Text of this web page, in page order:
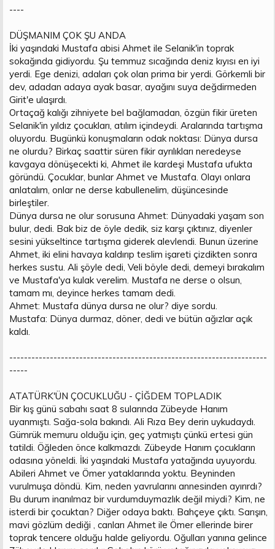
----
DÜŞMANIM ÇOK ŞU ANDA
İki yaşındaki Mustafa abisi Ahmet ile Selanik'in toprak
sokağında gidiyordu. Şu temmuz sıcağında deniz kıyısı en iyi
yerdi. Ege denizi, adaları çok olan prima bir yerdi. Görkemli bir
dev, adadan adaya ayak basar, ayağını suya değdirmeden
Girit'e ulaşırdı.
Ortaçağ kalığı zihniyete bel bağlamadan, özgün fikir üreten
Selanik'in yıldız çocukları, atılım içindeydi. Aralarında tartışma
oluyordu. Bugünkü konuşmaların odak noktası: Dünya dursa
ne olurdu? Birkaç saattir süren fikir ayrılıkları neredeyse
kavgaya dönüşecekti ki, Ahmet ile kardeşi Mustafa ufukta
göründü. Çocuklar, bunlar Ahmet ve Mustafa. Olayı onlara
anlatalım, onlar ne derse kabullenelim, düşüncesinde
birleştiler.
Dünya dursa ne olur sorusuna Ahmet: Dünyadaki yaşam son
bulur, dedi. Bak biz de öyle dedik, siz karşı çıktınız, diyenler
sesini yükseltince tartışma giderek alevlendi. Bunun üzerine
Ahmet, iki elini havaya kaldırıp teslim işareti çizdikten sonra
herkes sustu. Ali şöyle dedi, Veli böyle dedi, demeyi bırakalım
ve Mustafa'ya kulak verelim. Mustafa ne derse o olsun,
tamam mı, deyince herkes tamam dedi.
Ahmet: Mustafa dünya dursa ne olur? diye sordu.
Mustafa: Dünya durmaz, döner, dedi ve bütün ağızlar açık
kaldı.
----------------------------------------------------------------------
-----
ATATÜRK'ÜN ÇOCUKLUĞU - ÇİĞDEM TOPLADIK
Bir kış günü sabahı saat 8 sularında Zübeyde Hanım
uyanmıştı. Sağa-sola bakındı. Ali Rıza Bey derin uykudaydı.
Gümrük memuru olduğu için, geç yatmıştı çünkü ertesi gün
tatildi. Öğleden önce kalkmazdı. Zübeyde Hanım çocukların
odasına yöneldi. İki yaşındaki Mustafa yatağında uyuyordu.
Abileri Ahmet ve Ömer yataklarında yoktu. Beyninden
vurulmuşa döndü. Kim, neden yavrularını annesinden ayırırdı?
Bu durum inanılmaz bir vurdumduymazlık değil miydi? Kim, ne
isterdi bir çocuktan? Diğer odaya baktı. Bahçeye çıktı. Sarışın,
mavi gözlüm dediği , canları Ahmet ile Ömer ellerinde birer
toprak tencere olduğu halde geliyordu. Oğulları yanına gelince